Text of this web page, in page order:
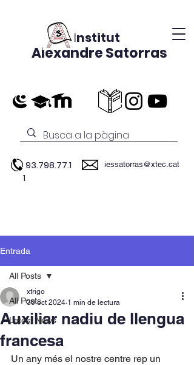
Institut
Alexandre Satorras
93.798.77.1
1
iessatorras@xtec.cat
Entrada
All Posts
Latest News
All Posts
Auxiliar nadiu de llengua
francesa
xtrigo
30 oct 2024 1 min de lectura
Un any més el nostre centre rep un